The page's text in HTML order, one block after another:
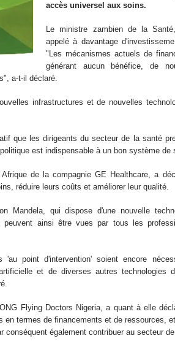
accès universel aux soins.
Le ministre zambien de la
appelé à davantage
"Les mécanismes actuels de
générant aucun bénéfice, de
a-t-il déclaré.
infrastructures et de nouvelles
que les dirigeants du secteur de la santé
est indispensable à un bon système
de la compagnie GE Healthcare, a
réduire leurs coûts et améliorer leur qualité.
Mandela, qui dispose d'une nouvelle
peuvent ainsi être vues par tous les
'au point d'intervention' soient encore
et de diverses autres technologies
Flying Doctors Nigeria, a quant à elle
en termes de financements et de ressources,
conséquent également contribuer au secteur